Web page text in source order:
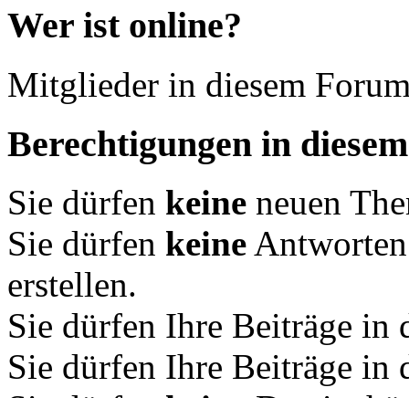
Wer ist online?
Mitglieder in diesem
Berechtigungen in
Sie dürfen keine neuen
Sie dürfen keine
erstellen.
Sie dürfen Ihre Beiträge in
Sie dürfen Ihre Beiträge in